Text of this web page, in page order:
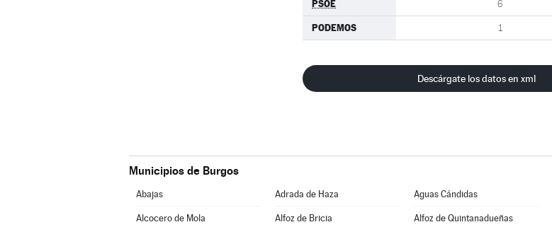
PSOE 6
PODEMOS 1
Descárgate los datos en xml
Municipios de Burgos
Abajas Adrada de Haza Aguas Cándidas
Alcocero de Mola Alfoz de Bricia Alfoz de Quintanadueñas